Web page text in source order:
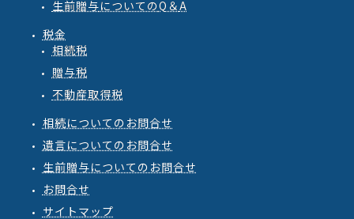
生前贈与についてのQ ＆A
税金
相続税
贈与税
不動産取得税
相続についてのお問合せ
遺言についてのお問合せ
生前贈与についてのお問合せ
お問合せ
サイトマップ